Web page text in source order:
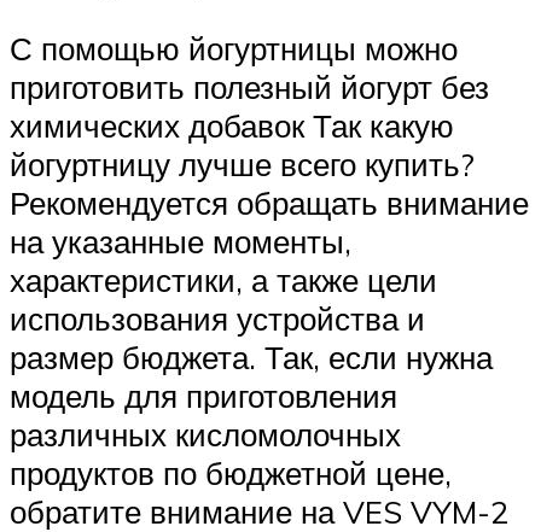
С помощью йогуртницы можно
приготовить полезный йогурт без
химических добавок Так какую
йогуртницу лучше всего купить?
Рекомендуется обращать внимание
на указанные моменты,
характеристики, а также цели
использования устройства и
размер бюджета. Так, если нужна
модель для приготовления
различных кисломолочных
продуктов по бюджетной цене,
обратите внимание на VES VYM-2